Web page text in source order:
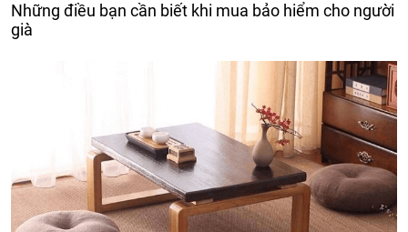
Những điều bạn cần biết khi mua bảo hiểm cho người
già